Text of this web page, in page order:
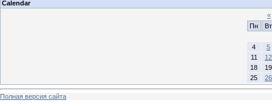
Calendar
«
Пн
Вт
4
5
11
12
18
19
25
26
Полная версия сайта